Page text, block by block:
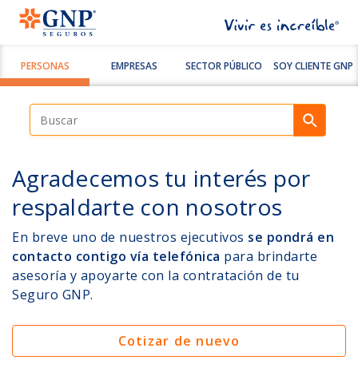
PERSONAS EMPRESAS SECTOR PÚBLICO SOY CLIENTE GNP